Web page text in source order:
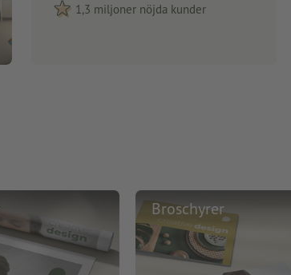
1,3 miljoner nöjda kunder
Broschyrer